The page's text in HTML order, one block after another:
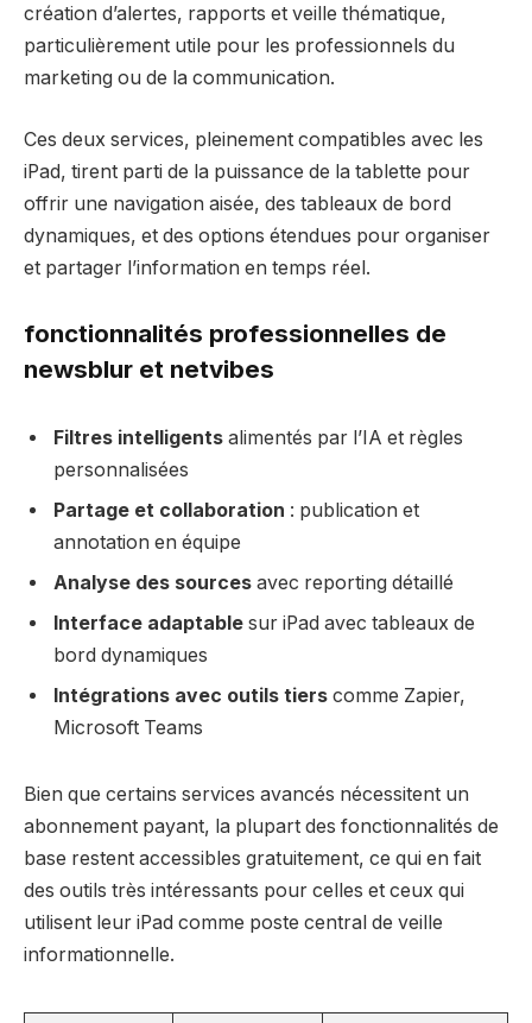
création d’alertes, rapports et veille thématique,
particulièrement utile pour les professionnels du
marketing ou de la communication.
Ces deux services, pleinement compatibles avec les
iPad, tirent parti de la puissance de la tablette pour
offrir une navigation aisée, des tableaux de bord
dynamiques, et des options étendues pour organiser
et partager l’information en temps réel.
fonctionnalités professionnelles de
newsblur et netvibes
Filtres intelligents alimentés par l’IA et règles
personnalisées
Partage et collaboration : publication et
annotation en équipe
Analyse des sources avec reporting détaillé
Interface adaptable sur iPad avec tableaux de
bord dynamiques
Intégrations avec outils tiers comme Zapier,
Microsoft Teams
Bien que certains services avancés nécessitent un
abonnement payant, la plupart des fonctionnalités de
base restent accessibles gratuitement, ce qui en fait
des outils très intéressants pour celles et ceux qui
utilisent leur iPad comme poste central de veille
informationnelle.